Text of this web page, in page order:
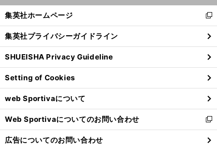
閉
る
集英社ホームページ
新
し
い
ウ
ィ
ン
ド
ウ
で
開
く
集英社プライバシーガイドライン
SHUEISHA Privacy Guideline
Setting of Cookies
web Sportivaについて
Web Sportivaについてのお問い合わせ
新
し
い
広告についてのお問い合わせ